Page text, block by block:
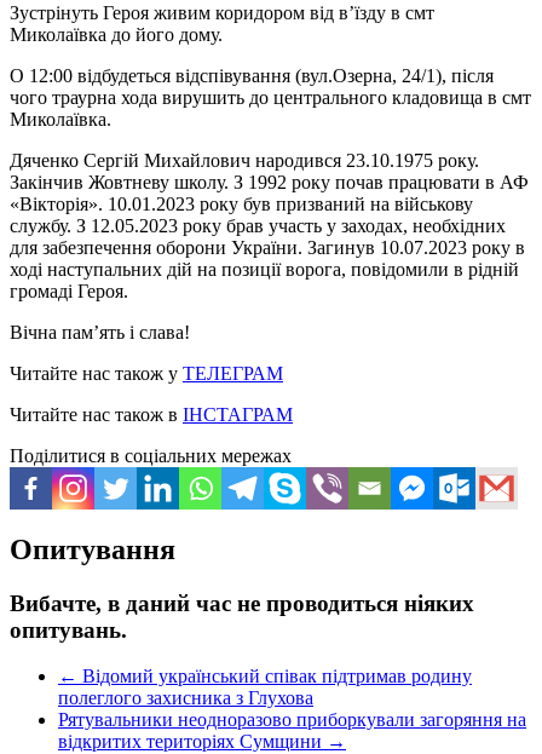
Зустрінуть Героя живим коридором від в’їзду в смт
Миколаївка до його дому.
О 12:00 відбудеться відспівування (вул.Озерна, 24/1), після
чого траурна хода вирушить до центрального кладовища в смт
Миколаївка.
Дяченко Сергій Михайлович народився 23.10.1975 року.
Закінчив Жовтневу школу. З 1992 року почав працювати в АФ
«Вікторія». 10.01.2023 року був призваний на військову
службу. З 12.05.2023 року брав участь у заходах, необхідних
для забезпечення оборони України. Загинув 10.07.2023 року в
ході наступальних дій на позиції ворога, повідомили в рідній
громаді Героя.
Вічна пам’ять і слава!
Читайте нас також у ТЕЛЕГРАМ
Читайте нас також в ІНСТАГРАМ
Поділитися в соціальних мережах
Опитування
Вибачте, в даний час не проводиться ніяких
опитувань.
← Відомий український співак підтримав родину
полеглого захисника з Глухова
Рятувальники неодноразово приборкували загоряння на
відкритих територіях Сумщини →